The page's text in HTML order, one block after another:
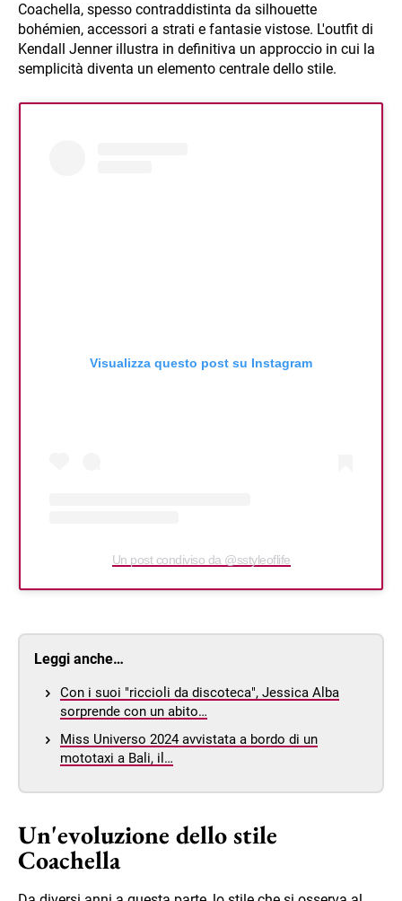
Coachella, spesso contraddistinta da silhouette
bohémien, accessori a strati e fantasie vistose. L'outfit di
Kendall Jenner illustra in definitiva un approccio in cui la
semplicità diventa un elemento centrale dello stile.
Visualizza questo post su Instagram
Un post condiviso da @sstyleoflife
Leggi anche…
Con i suoi "riccioli da discoteca", Jessica Alba
sorprende con un abito…
Miss Universo 2024 avvistata a bordo di un
mototaxi a Bali, il…
Un'evoluzione dello stile
Coachella